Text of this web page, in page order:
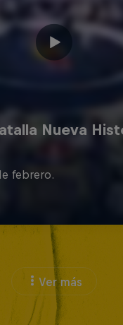
Ver más